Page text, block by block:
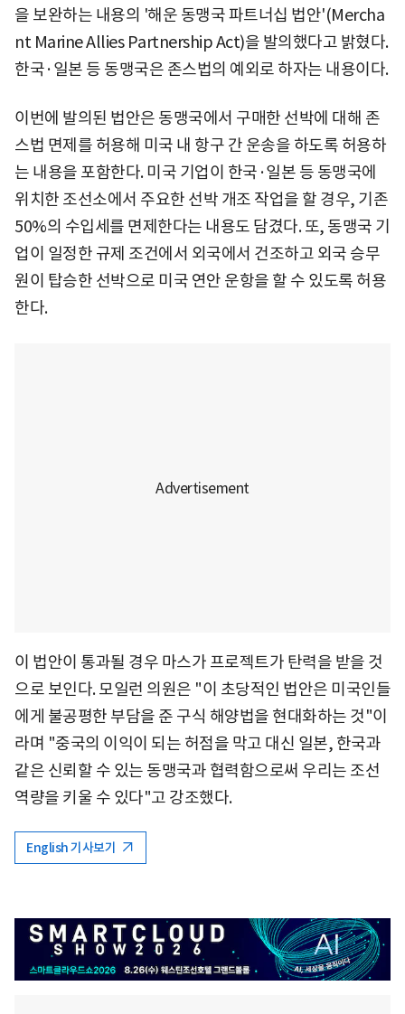
을 보완하는 내용의 '해운 동맹국 파트너십 법안'(Mercha
nt Marine Allies Partnership Act)을 발의했다고 밝혔다.
한국·일본 등 동맹국은 존스법의 예외로 하자는 내용이다.
이번에 발의된 법안은 동맹국에서 구매한 선박에 대해 존
스법 면제를 허용해 미국 내 항구 간 운송을 하도록 허용하
는 내용을 포함한다. 미국 기업이 한국·일본 등 동맹국에
위치한 조선소에서 주요한 선박 개조 작업을 할 경우, 기존
50%의 수입세를 면제한다는 내용도 담겼다. 또, 동맹국 기
업이 일정한 규제 조건에서 외국에서 건조하고 외국 승무
원이 탑승한 선박으로 미국 연안 운항을 할 수 있도록 허용
한다.
이 법안이 통과될 경우 마스가 프로젝트가 탄력을 받을 것
으로 보인다. 모일런 의원은 "이 초당적인 법안은 미국인들
에게 불공평한 부담을 준 구식 해양법을 현대화하는 것"이
라며 "중국의 이익이 되는 허점을 막고 대신 일본, 한국과
같은 신뢰할 수 있는 동맹국과 협력함으로써 우리는 조선
역량을 키울 수 있다"고 강조했다.
English 기사보기